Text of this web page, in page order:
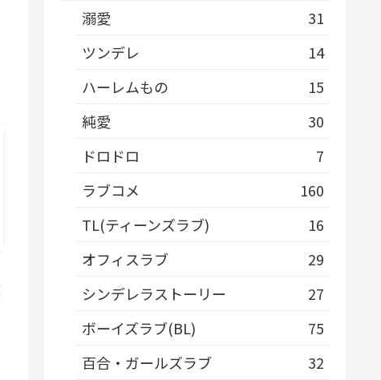
溺愛
31
ツンデレ
14
ハーレムもの
15
純愛
30
ドロドロ
7
ラブコメ
160
TL(ティーンズラブ)
16
オフィスラブ
29
シンデレラストーリー
27
ボーイズラブ(BL)
75
百合・ガールズラブ
32